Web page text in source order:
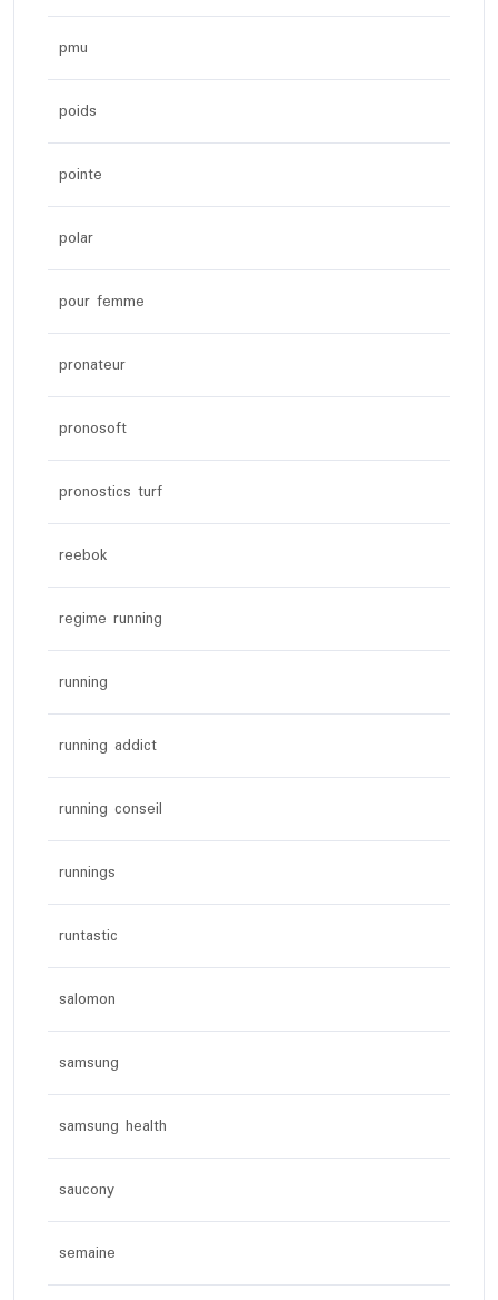
pmu
poids
pointe
polar
pour femme
pronateur
pronosoft
pronostics turf
reebok
regime running
running
running addict
running conseil
runnings
runtastic
salomon
samsung
samsung health
saucony
semaine